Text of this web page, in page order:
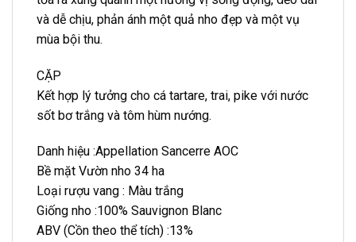
và dễ chịu, phản ánh một quả nho đẹp và một vụ
mùa bội thu.
CẶP
Kết hợp lý tưởng cho cá tartare, trai, pike với nước
sốt bơ trắng và tôm hùm nướng.
Danh hiệu :Appellation Sancerre AOC
Bề mặt Vườn nho 34 ha
Loại rượu vang : Màu trắng
Giống nho :100% Sauvignon Blanc
ABV (Cồn theo thể tích) :13%